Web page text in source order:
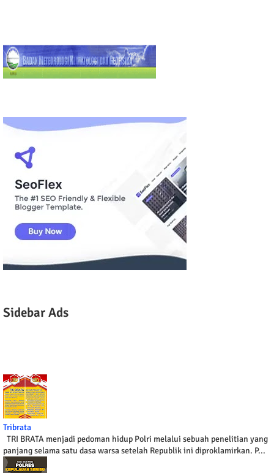
Sidebar Ads
Tribrata
TRI BRATA menjadi pedoman hidup Polri melalui sebuah penelitian yang
panjang selama satu dasa warsa setelah Republik ini diproklamirkan. P...